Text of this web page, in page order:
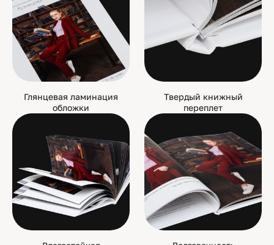
Глянцевая ламинация
обложки
Твердый книжный
переплет